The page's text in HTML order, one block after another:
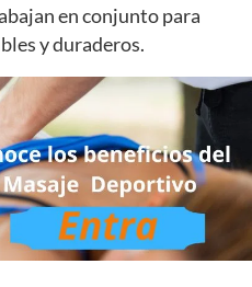
en conjunto para
y duraderos.